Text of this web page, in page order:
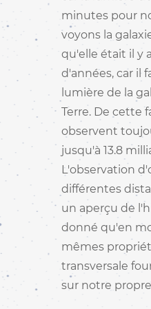
minutes pour
voyons la
qu'elle était il y
d'années, car il
lumière de la
Terre. De cette
observent
jusqu'à 13.8
L'observation
différentes
un aperçu de
donné qu'en
mêmes
transversale
sur notre